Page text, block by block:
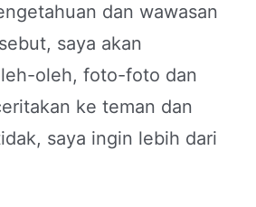
dan wawasan
saya akan
oleh, foto-foto dan
ke teman dan
saya ingin lebih dari